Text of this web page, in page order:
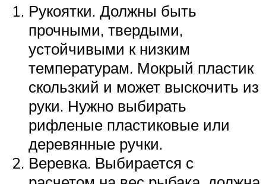
Рукоятки. Должны быть
прочными, твердыми,
устойчивыми к низким
температурам. Мокрый пластик
скользкий и может выскочить из
руки. Нужно выбирать
рифленые пластиковые или
деревянные ручки.
Веревка. Выбирается с